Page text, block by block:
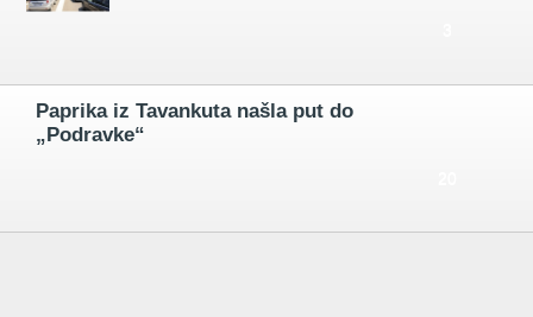
Paprika iz Tavankuta našla put do
„Podravke“